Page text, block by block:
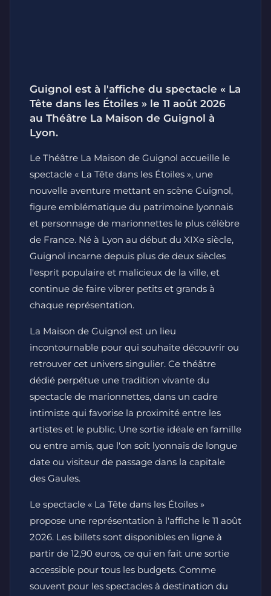
Guignol est à l'affiche du spectacle « La
Tête dans les Étoiles » le 11 août 2026
au Théâtre La Maison de Guignol à
Lyon.
Le Théâtre La Maison de Guignol accueille le
spectacle « La Tête dans les Étoiles », une
nouvelle aventure mettant en scène Guignol,
figure emblématique du patrimoine lyonnais
et personnage de marionnettes le plus célèbre
de France. Né à Lyon au début du XIXe siècle,
Guignol incarne depuis plus de deux siècles
l'esprit populaire et malicieux de la ville, et
continue de faire vibrer petits et grands à
chaque représentation.
La Maison de Guignol est un lieu
incontournable pour qui souhaite découvrir ou
retrouver cet univers singulier. Ce théâtre
dédié perpétue une tradition vivante du
spectacle de marionnettes, dans un cadre
intimiste qui favorise la proximité entre les
artistes et le public. Une sortie idéale en famille
ou entre amis, que l'on soit lyonnais de longue
date ou visiteur de passage dans la capitale
des Gaules.
Le spectacle « La Tête dans les Étoiles »
propose une représentation à l'affiche le 11 août
2026. Les billets sont disponibles en ligne à
partir de 12,90 euros, ce qui en fait une sortie
accessible pour tous les budgets. Comme
souvent pour les spectacles à destination du